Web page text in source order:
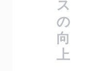
ス
の
向
上